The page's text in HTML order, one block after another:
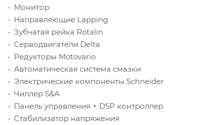
• Монитор
• Направляющие Lapping
• Зубчатая рейка Rotalin
• Серводвигатели Delta
• Редукторы Motovario
• Автоматическая система смазки
• Электрические компоненты Schneider
• Чиллер S&A
• Панель управления + DSP контроллер
• Стабилизатор напряжения